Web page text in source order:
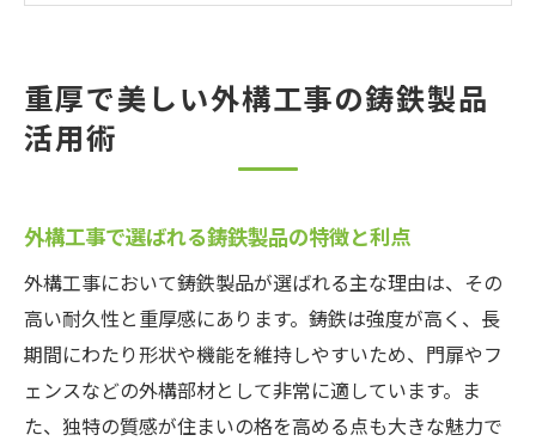
方法
鋳物フェンスの施工例から学ぶ外構工事の
鋳鉄フェンス選び方や外構工事での実例紹介
準
鋳物フェンスのカタログを活用した外構工
事の比較術
外構工事の施工例に学ぶ鋳鉄フェンスの選
重厚で美しい外構工事の鋳鉄製品
活用術
外構工事で選ばれる鋳鉄製品の特徴と利点
外構工事において鋳鉄製品が選ばれる主な理由は、その
高い耐久性と重厚感にあります。鋳鉄は強度が高く、長
期間にわたり形状や機能を維持しやすいため、門扉やフ
ェンスなどの外構部材として非常に適しています。ま
た、独特の質感が住まいの格を高める点も大きな魅力で